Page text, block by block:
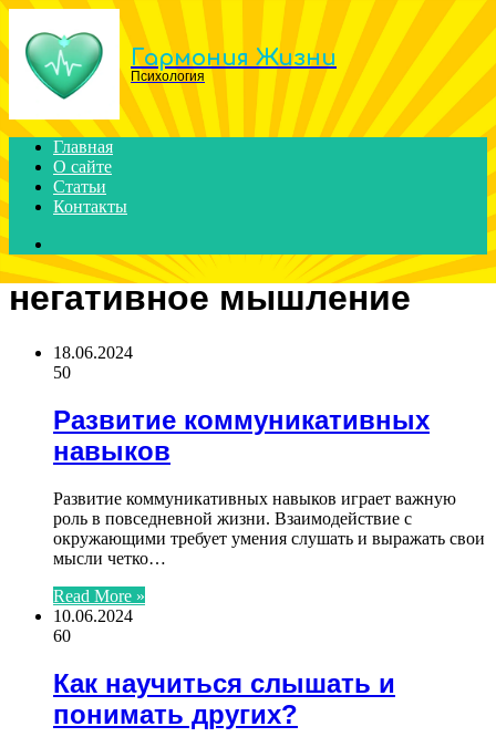
Menu
Гармония Жизни
Психология
Главная
О сайте
Статьи
Контакты
for
негативное мышление
18.06.2024
50
Развитие коммуникативных
навыков
Развитие коммуникативных навыков играет важную
роль в повседневной жизни. Взаимодействие с
окружающими требует умения слушать и выражать свои
мысли четко…
Read More »
10.06.2024
60
Как научиться слышать и
понимать других?